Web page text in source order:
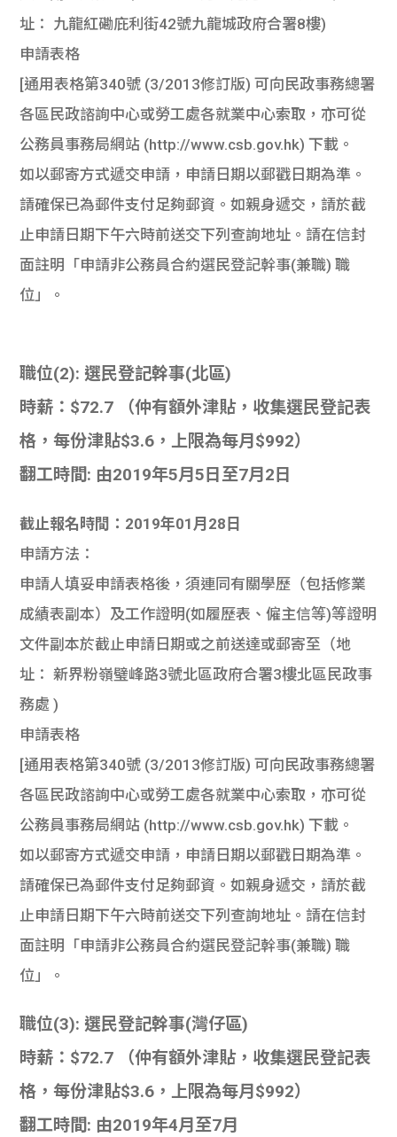
址： 九龍紅磡庇利街42號九龍城政府合署8樓)
申請表格
[通用表格第340號 (3/2013修訂版) 可向民政事務總署
各區民政諮詢中心或勞工處各就業中心索取，亦可從
公務員事務局網站 (http://www.csb.gov.hk) 下載。
如以郵寄方式遞交申請，申請日期以郵戳日期為準。
請確保已為郵件支付足夠郵資。如親身遞交，請於截
止申請日期下午六時前送交下列查詢地址。請在信封
面註明「申請非公務員合約選民登記幹事(兼職) 職
位」。
職位(2): 選民登記幹事(北區)
時薪：$72.7 （仲有額外津貼，收集選民登記表
格，每份津貼$3.6，上限為每月$992）
翻工時間: 由2019年5月5日至7月2日
截止報名時間：2019年01月28日
申請方法：
申請人填妥申請表格後，須連同有關學歷（包括修業
成績表副本）及工作證明(如履歷表、僱主信等)等證明
文件副本於截止申請日期或之前送達或郵寄至（地
址： 新界粉嶺璧峰路3號北區政府合署3樓北區民政事
務處 )
申請表格
[通用表格第340號 (3/2013修訂版) 可向民政事務總署
各區民政諮詢中心或勞工處各就業中心索取，亦可從
公務員事務局網站 (http://www.csb.gov.hk) 下載。
如以郵寄方式遞交申請，申請日期以郵戳日期為準。
請確保已為郵件支付足夠郵資。如親身遞交，請於截
止申請日期下午六時前送交下列查詢地址。請在信封
面註明「申請非公務員合約選民登記幹事(兼職) 職
位」。
職位(3): 選民登記幹事(灣仔區)
時薪：$72.7 （仲有額外津貼，收集選民登記表
格，每份津貼$3.6，上限為每月$992）
翻工時間: 由2019年4月至7月